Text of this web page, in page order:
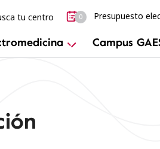
Campus
tu centro 0 Presupuesto